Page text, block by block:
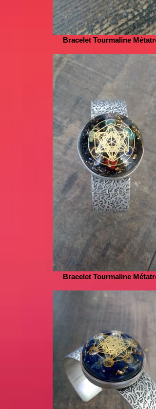
Bracelet Tourmaline
Bracelet Tourmaline